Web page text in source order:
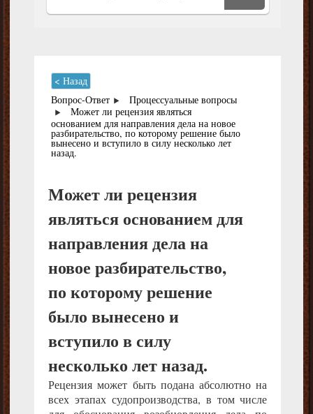
< Назад
Вопрос-Ответ
Процессуальные вопросы
Может ли рецензия являться
основанием для направления дела на новое
разбирательство, по которому решение было
вынесено и вступило в силу несколько лет
назад.
Может ли рецензия
являться основанием для
направления дела на
новое разбирательство,
по которому решение
было вынесено и
вступило в силу
несколько лет назад.
Рецензия может быть подана абсолютно на
всех этапах судопроизводства, в том числе